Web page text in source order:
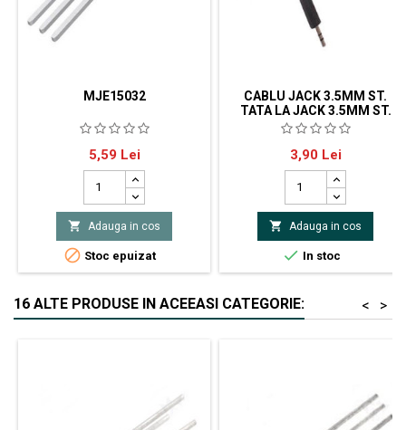
MJE15032
NPN250V30MHz50W8A70hFETO-
Pret
5,59 Lei
 Adauga in cos
 Stoc epuizat
CABLU JACK 3.5MM ST.
TATA LA JACK 3.5MM ST.
TATA 1.5M
Cablu jack 3.5 stereo tata - jack
Pret
3,90 Lei
 Adauga in cos
 In stoc
16 ALTE PRODUSE IN ACEEASI CATEGORIE: >
<